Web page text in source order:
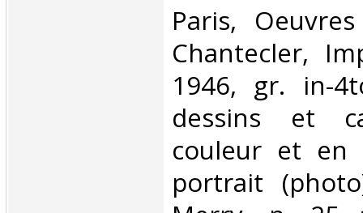
‎Paris,
Chantecler,
1946, gr. in-
dessins et
couleur et en
portrait